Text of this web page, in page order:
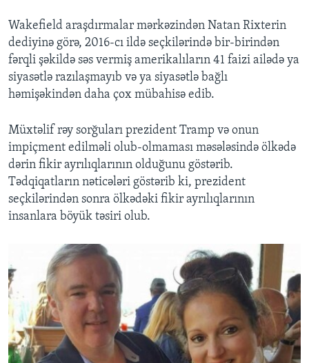
Wakefield araşdırmalar mərkəzindən Natan Rixterin
dediyinə görə, 2016-cı ildə seçkilərində bir-birindən
fərqli şəkildə səs vermiş amerikalıların 41 faizi ailədə ya
siyasətlə razılaşmayıb və ya siyasətlə bağlı
həmişəkindən daha çox mübahisə edib.
Müxtəlif rəy sorğuları prezident Tramp və onun
impiçment edilməli olub-olmaması məsələsində ölkədə
dərin fikir ayrılıqlarının olduğunu göstərib.
Tədqiqatların nəticələri göstərib ki, prezident
seçkilərindən sonra ölkədəki fikir ayrılıqlarının
insanlara böyük təsiri olub.